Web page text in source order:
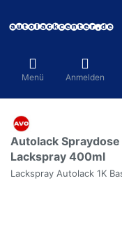
Menü Anmelden
Autolack
Lackspray 400ml
Lackspray Autolack 1K